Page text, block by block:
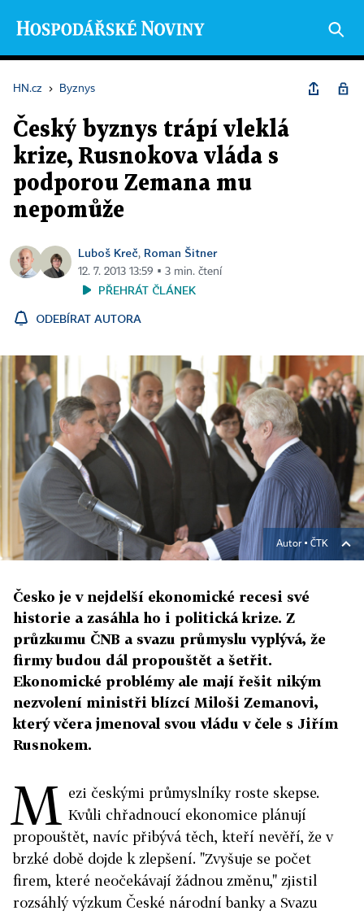
HN.cz › Byznys
Český byznys trápí vleklá
krize, Rusnokova vláda s
podporou Zemana mu
nepomůže
Luboš Kreč, Roman Šitner
12. 7. 2013 13:59 ▪ 3 min. čtení
PŘEHRÁT ČLÁNEK
ODEBÍRAT AUTORA
Autor ▪ ČTK
Česko je v nejdelší ekonomické recesi své
historie a zasáhla ho i politická krize. Z
průzkumu ČNB a svazu průmyslu vyplývá, že
firmy budou dál propouštět a šetřit.
Ekonomické problémy ale mají řešit nikým
nezvolení ministři blízcí Miloši Zemanovi,
který včera jmenoval svou vládu v čele s Jiřím
Rusnokem.
M ezi českými průmyslníky roste skepse.
Kvůli chřadnoucí ekonomice plánují
propouštět, navíc přibývá těch, kteří nevěří, že v
brzké době dojde k zlepšení. "Zvyšuje se počet
firem, které neočekávají žádnou změnu," zjistil
rozsáhlý výzkum České národní banky a Svazu